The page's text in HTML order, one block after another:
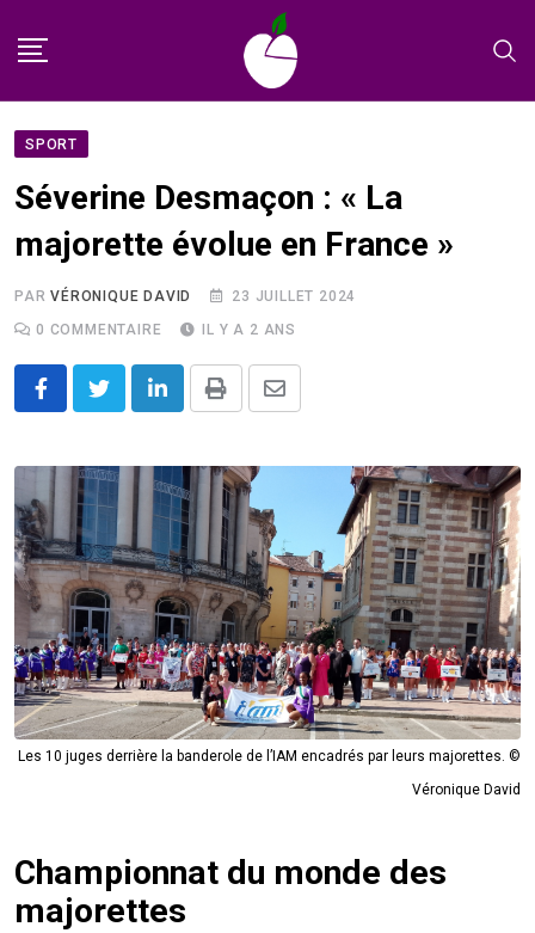
SPORT
Séverine Desmaçon : « La
majorette évolue en France »
PARVÉRONIQUE DAVID
23 JUILLET 2024
0 COMMENTAIRE IL Y A 2 ANS
LinkedInPrint
Share
Email
Les 10 juges derrière la banderole de l’IAM encadrés par leurs majorettes. ©
Véronique David
Championnat du monde des
majorettes